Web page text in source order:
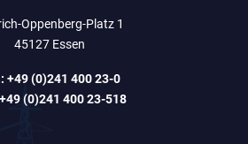
Oppenberg-Platz 1
45127 Essen
+49 (0)241 400 23-0
+49 (0)241 400 23-518